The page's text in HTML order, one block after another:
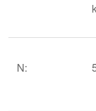
N: